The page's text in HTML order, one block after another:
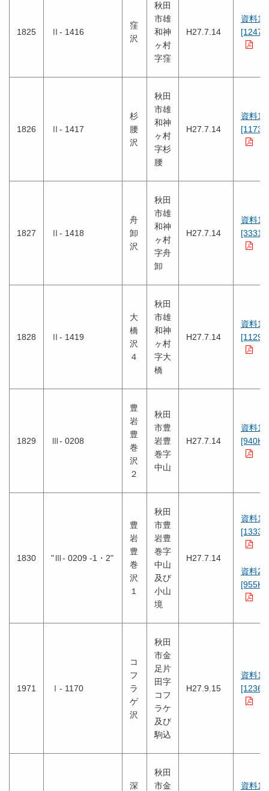
1825 Ⅱ- 1416
窪
沢
秋田
市雄
和神
ヶ村
字窪
H27.7.14
資料1
1826 Ⅱ- 1417
杉
腰
沢
秋田
市雄
和神
ヶ村
字杉
腰
H27.7.14
資料1
1827 Ⅱ- 1418
舟
卸
沢
秋田
市雄
和神
ヶ村
字舟
卸
H27.7.14
資料1
1828 Ⅱ- 1419
大
橋
沢
４
秋田
市雄
和神
ヶ村
字大
橋
H27.7.14
資料1
1829 Ⅲ- 0208
豊
岩
豊
巻
沢
２
秋田
市豊
岩豊
巻字
中山
H27.7.14
資料1
1830 "Ⅲ- 0209 -1・2"
豊
岩
豊
巻
沢
１
秋田
市豊
岩豊
巻字
中山
及び
小山
境
H27.7.14
資料1
資料2
1971 Ⅰ- 1170
コ
フ
ラ
ゲ
沢
秋田
市金
足片
田字
コフ
ラケ
及び
駒込
H27.9.15
資料1
深
秋田
市金
資料1